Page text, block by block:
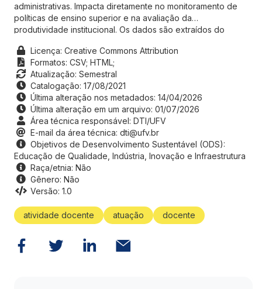
administrativas. Impacta diretamente no monitoramento de
políticas de ensino superior e na avaliação da
produtividade institucional. Os dados são extraídos do
Os principais metadados descrevem o volume de horas
dedicadas ao ensino, orientações acadêmicas em curso,
produção científica e participação em comissões.
Licença: Creative Commons Attribution
Formatos: CSV; HTML;
Atualização: Semestral
Catalogação: 17/08/2021
Última alteração nos metadados: 14/04/2026
Última alteração em um arquivo: 01/07/2026
Área técnica responsável: DTI/UFV
E-mail da área técnica: dti@ufv.br
Objetivos de Desenvolvimento Sustentável (ODS):
Educação de Qualidade, Indústria, Inovação e Infraestrutura
Raça/etnia: Não
Gênero: Não
Versão: 1.0
atividade docente atuação docente